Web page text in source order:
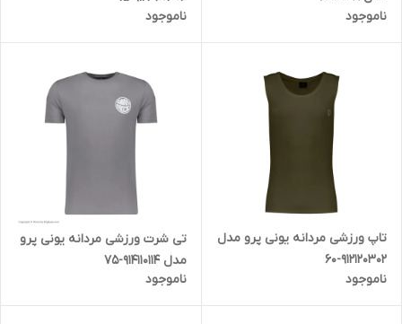
ناموجود
ناموجود
تاپ ورزشی مردانه یونی پرو مدل
912120302-60
ناموجود
تی شرت ورزشی مردانه یونی پرو
مدل 914110114-75
ناموجود